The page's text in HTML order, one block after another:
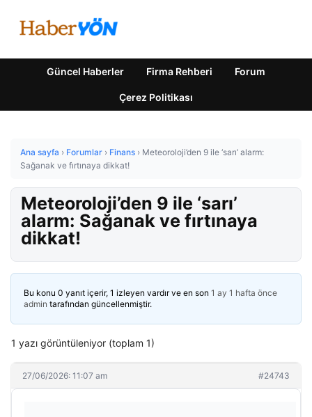
Güncel Haberler Firma Rehberi Forum
Çerez Politikası
Ana sayfa › Forumlar › Finans › Meteoroloji’den 9 ile ‘sarı’ alarm:
Sağanak ve fırtınaya dikkat!
Meteoroloji’den 9 ile ‘sarı’
alarm: Sağanak ve fırtınaya
dikkat!
Bu konu 0 yanıt içerir, 1 izleyen vardır ve en son 1 ay 1 hafta önce
admin tarafından güncellenmiştir.
1 yazı görüntüleniyor (toplam 1)
27/06/2026: 11:07 am #24743